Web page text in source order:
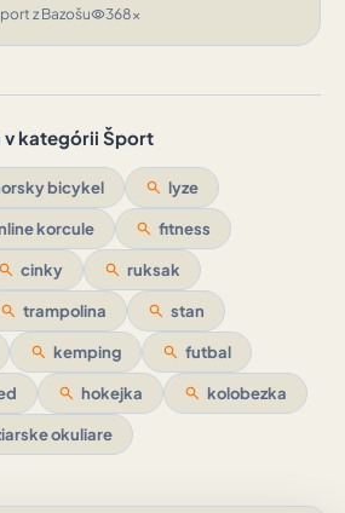
z Bazošuvisibility368x
v kategórii Šport
bicykel search lyze
korcule search fitness
search cinky search ruksak
search trampolina search stan
search kemping search futbal
search hokejka search kolobezka
okuliare